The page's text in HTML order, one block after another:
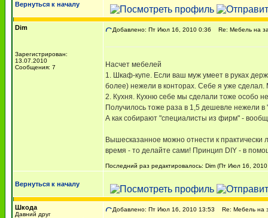
Вернуться к началу
Dim
Зарегистрирован:
13.07.2010
Сообщения: 7
Добавлено: Пт Июл 16, 2010 0:36 Re: Мебель на
Насчет мебелей
1. Шкаф-купе. Если ваш муж умеет в руках
более) нежели в конторах. Себе я уже сделал.
2. Кухня. Кухню себе мы сделали тоже особо
Получилось тоже раза в 1,5 дешевле нежели
А как собирают "специалисты из фирм" -
Вышесказанное можно отнести к
время - то делайте сами! Принцип DIY - в
Последний раз редактировалось: Dim (Пт Июл 16,
Вернуться к началу
Шкода
Давний друг
Добавлено: Пт Июл 16, 2010 13:53 Re: Мебель на